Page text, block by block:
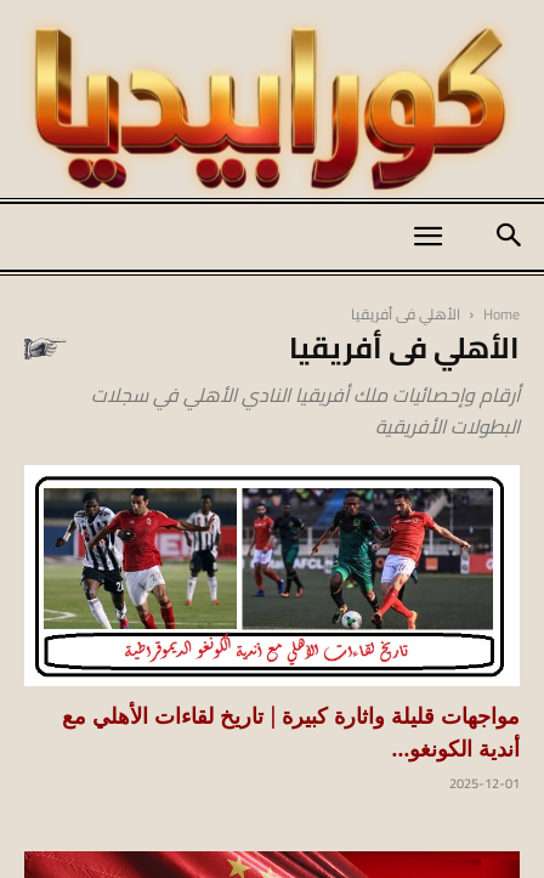
koraapedia
Home الأهلي فى أفريقيا
الأهلي فى أفريقيا
أرقام وإحصائيات ملك أفريقيا النادي الأهلي في سجلات
البطولات الأفريقية
مواجهات قليلة واثارة كبيرة | تاريخ لقاءات الأهلي مع
أندية الكونغو...
2025-12-01